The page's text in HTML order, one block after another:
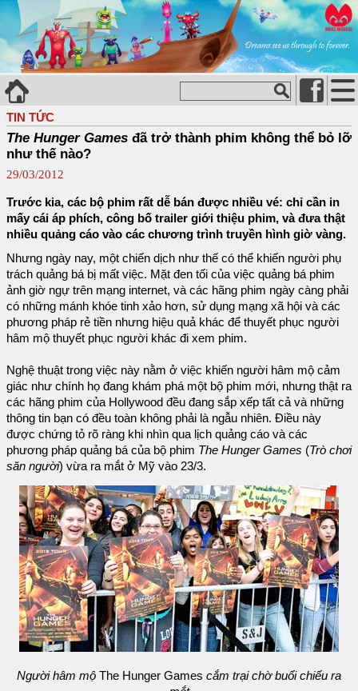
TIN TỨC
The Hunger Games đã trở thành phim không thể bỏ lỡ
như thế nào?
29/03/2012
Trước kia, các bộ phim rất dễ bán được nhiều vé: chỉ cần in
mấy cái áp phích, công bố trailer giới thiệu phim, và đưa thật
nhiều quảng cáo vào các chương trình truyền hình giờ vàng.
Nhưng ngày nay, một chiến dịch như thế có thể khiến người phụ
trách quảng bá bị mất việc. Mặt đen tối của việc quảng bá phim
ảnh giờ ngự trên mạng internet, và các hãng phim ngày càng phải
có những mánh khóe tinh xảo hơn, sử dụng mạng xã hội và các
phương pháp rẻ tiền nhưng hiệu quả khác để thuyết phục người
hâm mộ thuyết phục người khác đi xem phim.
Nghệ thuật trong việc này nằm ở việc khiến người hâm mộ cảm
giác như chính họ đang khám phá một bộ phim mới, nhưng thật ra
các hãng phim của Hollywood đều đang sắp xếp tất cả và những
thông tin bạn có đều toàn không phải là ngẫu nhiên. Điều này
được chứng tỏ rõ ràng khi nhìn qua lịch quảng cáo và các
phương pháp quảng bá của bộ phim The Hunger Games (Trò chơi
săn người) vừa ra mắt ở Mỹ vào 23/3.
Người hâm mộ The Hunger Games cắm trại chờ buổi chiếu ra